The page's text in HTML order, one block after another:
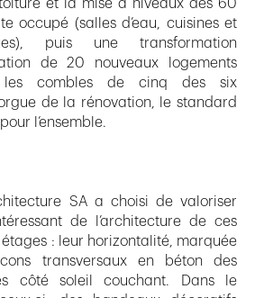
et la mise à niveaux des 60
occupé (salles d’eau, cuisines et
puis une transformation
de 20 nouveaux logements
les combles de cinq des six
de la rénovation, le standard
l’ensemble.
SA a choisi de valoriser
de l’architecture de ces
: leur horizontalité, marquée
transversaux en béton des
côté soleil couchant. Dans le